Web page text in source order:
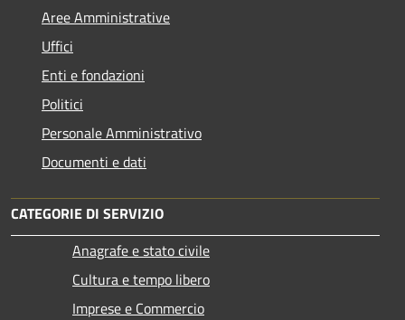
Aree Amministrative
Uffici
Enti e fondazioni
Politici
Personale Amministrativo
Documenti e dati
CATEGORIE DI SERVIZIO
Anagrafe e stato civile
Cultura e tempo libero
Imprese e Commercio